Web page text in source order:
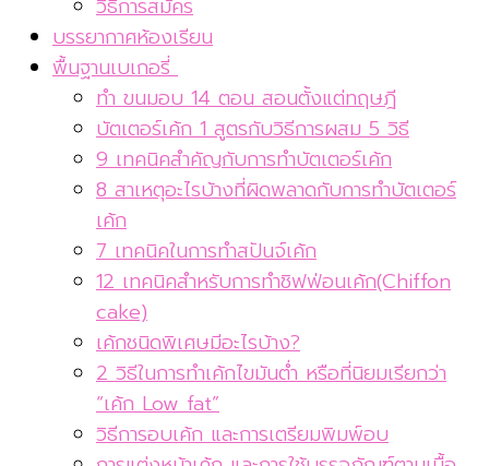
วิธีการสมัคร
บรรยากาศห้องเรียน
พื้นฐานเบเกอรี่
ทำ ขนมอบ 14 ตอน สอนตั้งแต่ทฤษฎี
บัตเตอร์เค้ก 1 สูตรกับวิธีการผสม 5 วิธี
9 เทคนิคสำคัญกับการทำบัตเตอร์เค้ก
8 สาเหตุอะไรบ้างที่ผิดพลาดกับการทำบัตเตอร์
เค้ก
7 เทคนิคในการทำสปันจ์เค้ก
12 เทคนิคสำหรับการทำชิฟฟ่อนเค้ก(Chiffon
cake)
เค้กชนิดพิเศษมีอะไรบ้าง?
2 วิธีในการทำเค้กไขมันต่ำ หรือที่นิยมเรียกว่า
“เค้ก Low fat”
วิธีการอบเค้ก และการเตรียมพิมพ์อบ